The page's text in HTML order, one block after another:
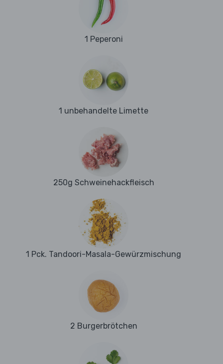
1 Peperoni
1 unbehandelte Limette
250g Schweinehackfleisch
1 Pck. Tandoori-Masala-Gewürzmischung
2 Burgerbrötchen